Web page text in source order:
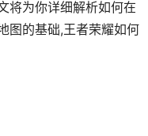
将为你详细解析如何在
图的基础,王者荣耀如何